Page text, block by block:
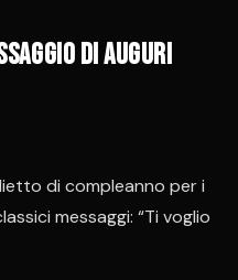
di auguri
di compleanno per i
messaggi: “Ti voglio